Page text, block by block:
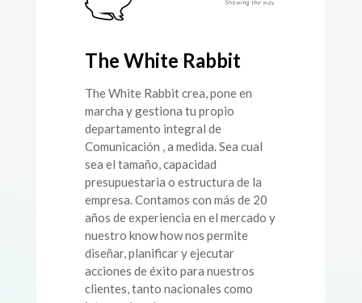
The White Rabbit
The White Rabbit crea, pone en
marcha y gestiona tu propio
departamento integral de
Comunicación , a medida. Sea cual
sea el tamaño, capacidad
presupuestaria o estructura de la
empresa. Contamos con más de 20
años de experiencia en el mercado y
nuestro know how nos permite
diseñar, planificar y ejecutar
acciones de éxito para nuestros
clientes, tanto nacionales como